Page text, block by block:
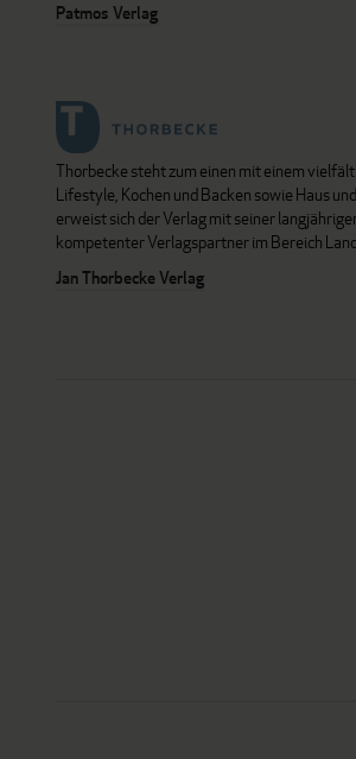
Patmos Verlag
Thorbecke steht zum einen mit einem
Lifestyle, Kochen und Backen sowie Haus
erweist sich der Verlag mit seiner
kompetenter Verlagspartner im Bereich
Jan Thorbecke Verlag